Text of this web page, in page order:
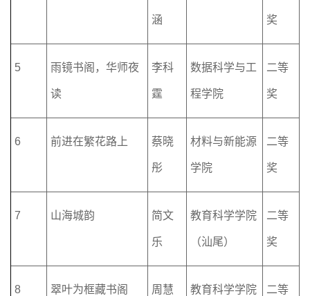
涵 奖
5 雨镜书阁，华师夜
读
李科
霆
数据科学与工
程学院
二等
奖
6 前进在繁花路上 蔡晓
彤
材料与新能源
学院
二等
奖
7 山海城韵 简文
乐
教育科学学院
（汕尾）
二等
奖
8 翠叶为框藏书阁 周慧 教育科学学院 二等